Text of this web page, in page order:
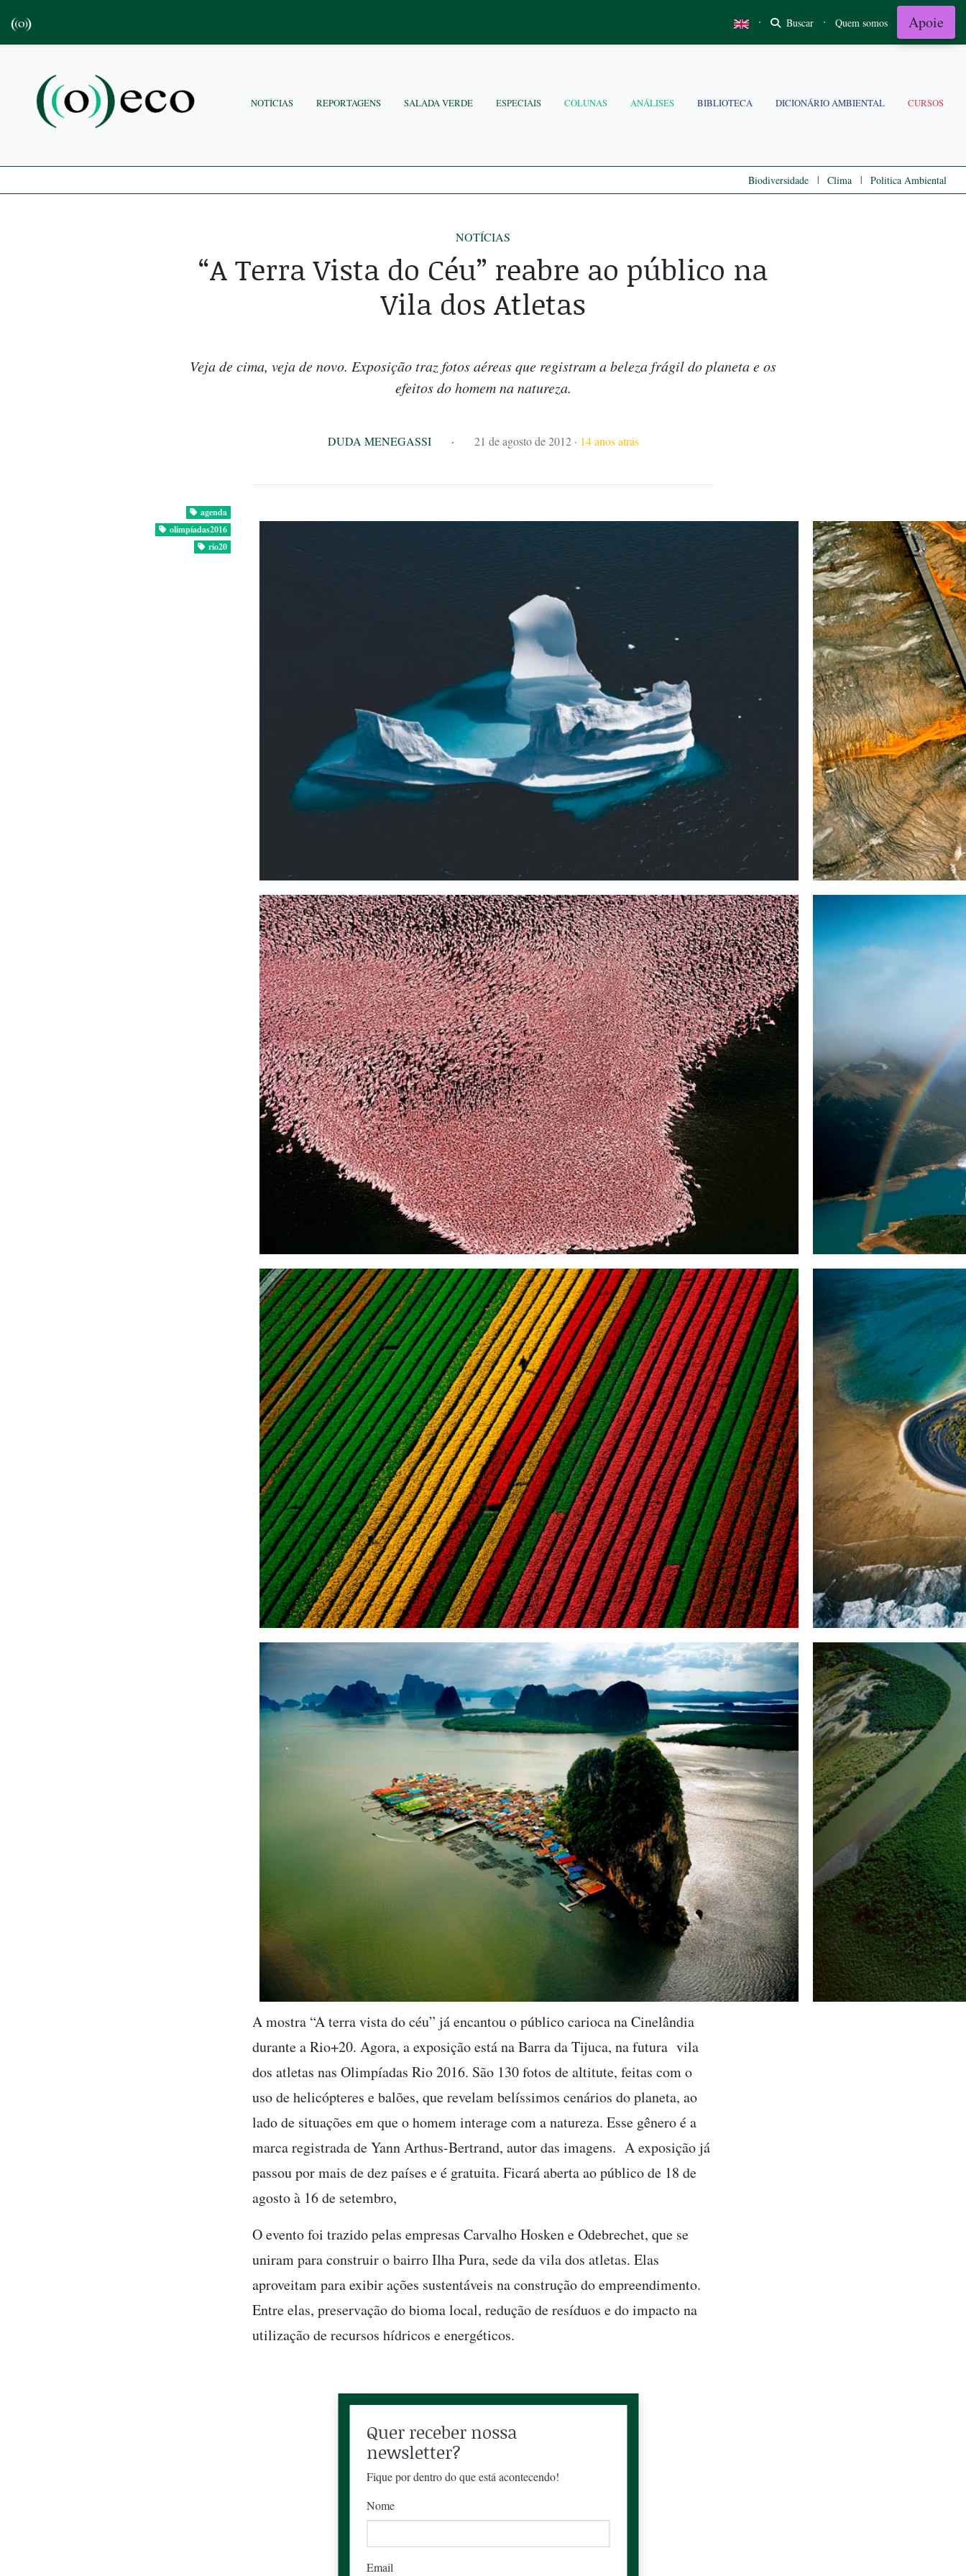
· Buscar · Quem somos Apoie
NOTÍCIAS REPORTAGENS SALADA VERDE ESPECIAIS COLUNAS ANÁLISES BIBLIOTECA DICIONÁRIO AMBIENTAL CURSOS
Biodiversidade | Clima | Politica Ambiental
NOTÍCIAS
“A Terra Vista do Céu” reabre ao público na
Vila dos Atletas
Veja de cima, veja de novo. Exposição traz fotos aéreas que registram a beleza frágil do planeta e os
efeitos do homem na natureza.
DUDA MENEGASSI · 21 de agosto de 2012 · 14 anos atrás
agenda
olimpíadas2016
rio20
A mostra “A terra vista do céu” já encantou o público carioca na Cinelândia
durante a Rio+20. Agora, a exposição está na Barra da Tijuca, na futura vila
dos atletas nas Olimpíadas Rio 2016. São 130 fotos de altitute, feitas com o
uso de helicópteres e balões, que revelam belíssimos cenários do planeta, ao
lado de situações em que o homem interage com a natureza. Esse gênero é a
marca registrada de Yann Arthus-Bertrand, autor das imagens. A exposição já
passou por mais de dez países e é gratuita. Ficará aberta ao público de 18 de
agosto à 16 de setembro,
O evento foi trazido pelas empresas Carvalho Hosken e Odebrechet, que se
uniram para construir o bairro Ilha Pura, sede da vila dos atletas. Elas
aproveitam para exibir ações sustentáveis na construção do empreendimento.
Entre elas, preservação do bioma local, redução de resíduos e do impacto na
utilização de recursos hídricos e energéticos.
Quer receber nossa
newsletter?
Fique por dentro do que está acontecendo!
Nome
Email